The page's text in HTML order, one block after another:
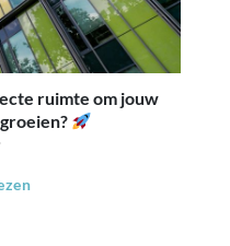
ruimte om jouw